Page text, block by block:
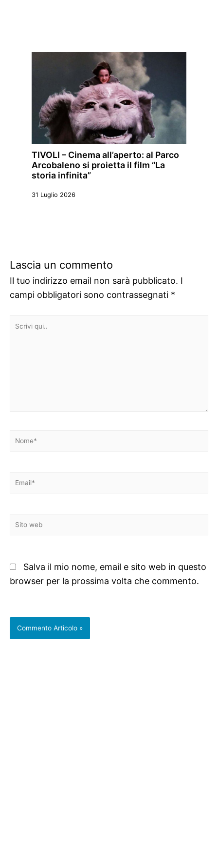
TIVOLI – Cinema all’aperto: al Parco
Arcobaleno si proietta il film “La
storia infinita”
31 Luglio 2026
Lascia un commento
Il tuo indirizzo email non sarà pubblicato. I
campi obbligatori sono contrassegnati *
Scrivi
Nome*
Email*
Sito
web
Salva il mio nome, email e sito web in questo
browser per la prossima volta che commento.